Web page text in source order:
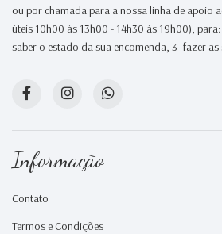
ou por chamada para a nossa linha de apoio
úteis 10h00 às 13h00 - 14h30 às 19h00),
saber o estado da sua encomenda, 3- fazer as
Informação
Contato
Termos e Condições